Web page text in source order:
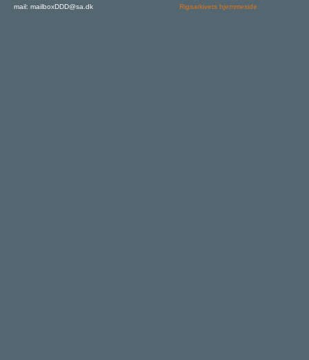
mail: mailboxDDD@sa.dk
Rigsarkivets hjemmeside